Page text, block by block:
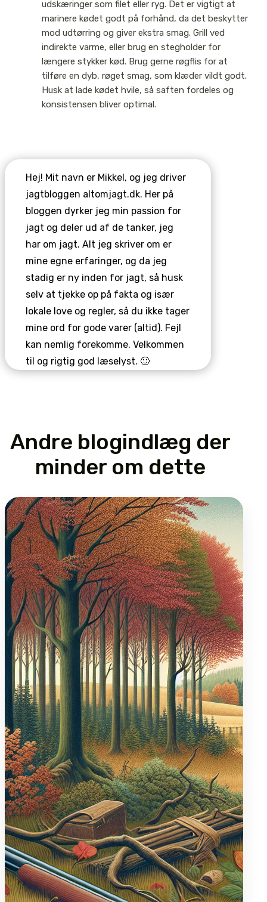
udskæringer som filet eller ryg. Det er vigtigt at
marinere kødet godt på forhånd, da det beskytter
mod udtørring og giver ekstra smag. Grill ved
indirekte varme, eller brug en stegholder for
længere stykker kød. Brug gerne røgflis for at
tilføre en dyb, røget smag, som klæder vildt godt.
Husk at lade kødet hvile, så saften fordeles og
konsistensen bliver optimal.
Hej! Mit navn er Mikkel, og jeg driver
jagtbloggen altomjagt.dk. Her på
bloggen dyrker jeg min passion for
jagt og deler ud af de tanker, jeg
har om jagt. Alt jeg skriver om er
mine egne erfaringer, og da jeg
stadig er ny inden for jagt, så husk
selv at tjekke op på fakta og især
lokale love og regler, så du ikke tager
mine ord for gode varer (altid). Fejl
kan nemlig forekomme. Velkommen
til og rigtig god læselyst. 🙂
Andre blogindlæg der
minder om dette